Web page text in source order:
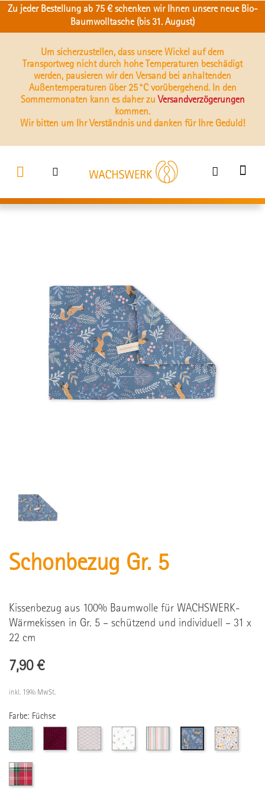
Zu jeder Bestellung ab 75 € schenken wir Ihnen unsere neue Bio-
Baumwolltasche (bis 31. August)
Um sicherzustellen, dass unsere Wickel auf dem
Transportweg nicht durch hohe Temperaturen beschädigt
werden, pausieren wir den Versand bei anhaltenden
Außentemperaturen über 25 °C vorübergehend. In den
Sommermonaten kann es daher zu Versandverzögerungen
kommen.
Wir bitten um Ihr Verständnis und danken für Ihre Geduld!
Schonbezug Gr. 5
Kissenbezug aus 100% Baumwolle für WACHSWERK-
Wärmekissen in Gr. 5 – schützend und individuell – 31 x
22 cm
7,90 €
inkl. 19% MwSt.
Farbe: Füchse
Mint
mit
Punkten
Weinrot
mit
Streifen Füchse
Rot-
grün